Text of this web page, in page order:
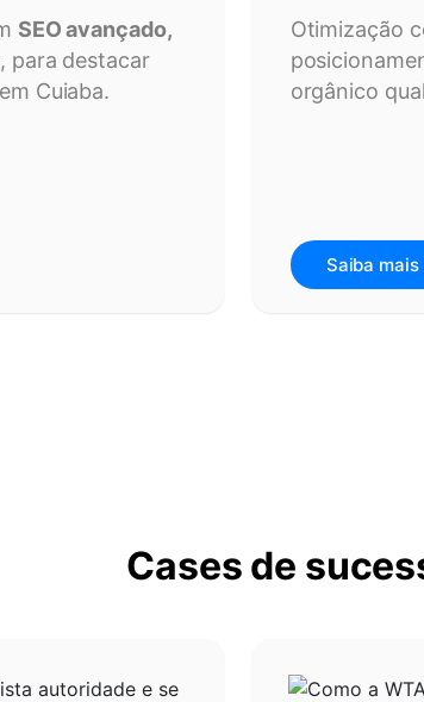
SEO avançado,
para destacar
Cuiaba.
Otimização
orgânico
Saiba mais
Cases de